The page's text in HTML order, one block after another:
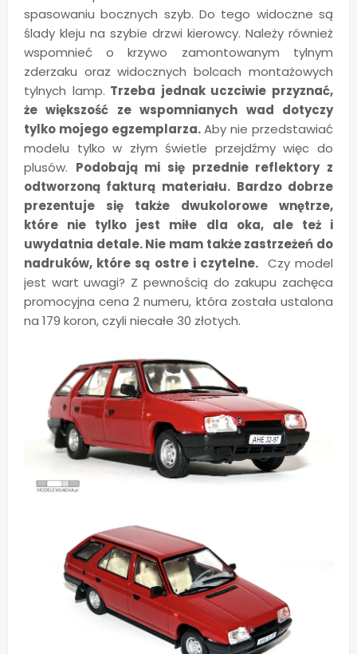
spasowaniu bocznych szyb. Do tego widoczne są
ślady kleju na szybie drzwi kierowcy. Należy również
wspomnieć o krzywo zamontowanym tylnym
zderzaku oraz widocznych bolcach montażowych
tylnych lamp. Trzeba jednak uczciwie przyznać,
że większość ze wspomnianych wad dotyczy
tylko mojego egzemplarza.Aby nie przedstawiać
modelu tylko w złym świetle przejdźmy więc do
plusów. Podobają mi się przednie reflektory z
odtworzoną fakturą materiału. Bardzo dobrze
prezentuje się także dwukolorowe wnętrze,
które nie tylko jest miłe dla oka, ale też i
uwydatnia detale. Nie mam także zastrzeżeń do
nadruków, które są ostre i czytelne. Czy model
jest wart uwagi? Z pewnością do zakupu zachęca
promocyjna cena 2 numeru, która została ustalona
na 179 koron, czyli niecałe 30 złotych.